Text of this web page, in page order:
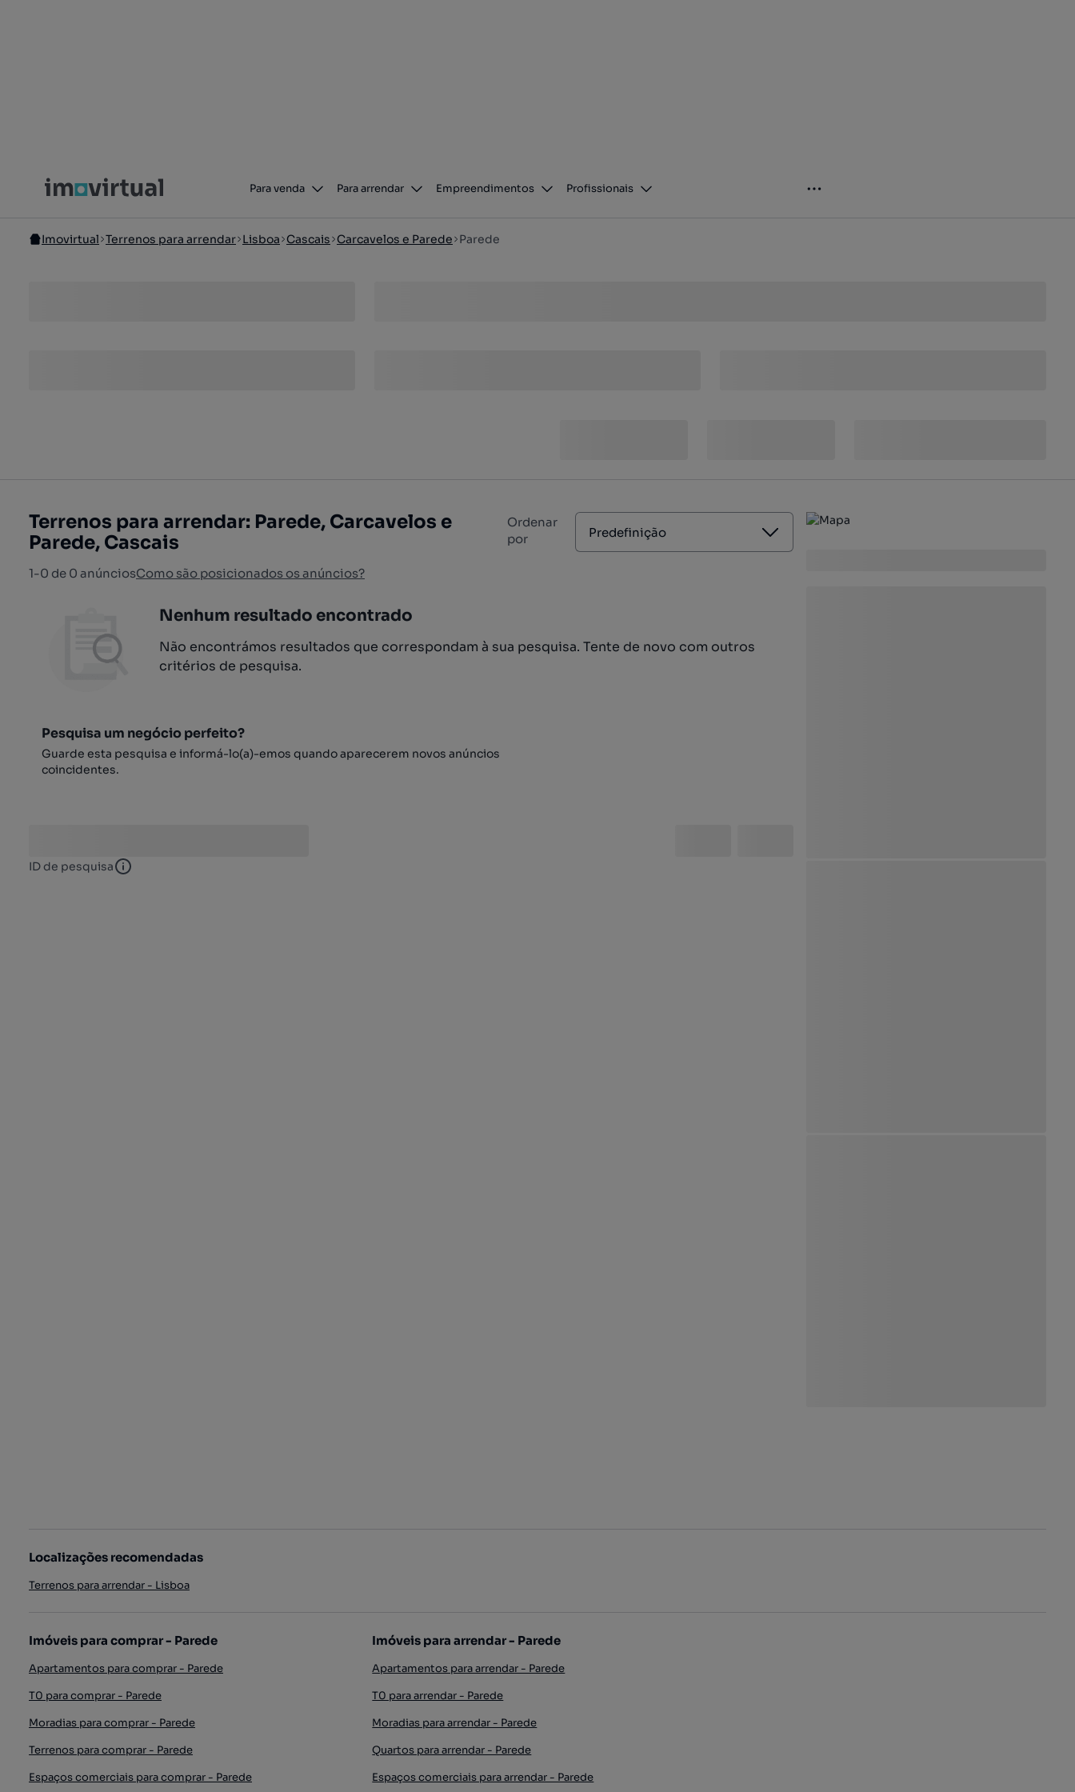
Para venda Para arrendar Empreendimentos Profissionais
Imovirtual Terrenos para arrendar Lisboa Cascais Carcavelos e Parede Parede
Terrenos para arrendar: Parede, Carcavelos e
Parede, Cascais
1-0 de 0 anúnciosComo são posicionados os anúncios?
Ordenar
por
Predefinição
Nenhum resultado encontrado
Não encontrámos resultados que correspondam à sua pesquisa. Tente de novo com outros
critérios de pesquisa.
Pesquisa um negócio perfeito?
Guarde esta pesquisa e informá-lo(a)-emos quando aparecerem novos anúncios
coincidentes.
ID de pesquisa ID de pesquisa
Localizações recomendadas
Terrenos para arrendar - Lisboa
Imóveis para comprar - Parede
Apartamentos para comprar - Parede
T0 para comprar - Parede
Moradias para comprar - Parede
Terrenos para comprar - Parede
Espaços comerciais para comprar - Parede
Imóveis para arrendar - Parede
Apartamentos para arrendar - Parede
T0 para arrendar - Parede
Moradias para arrendar - Parede
Quartos para arrendar - Parede
Espaços comerciais para arrendar - Parede